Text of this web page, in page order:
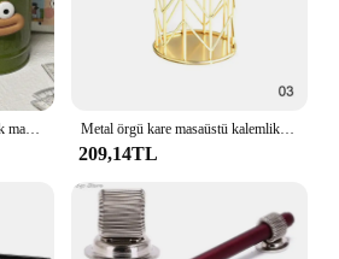
Metal örgü kare masaüstü kalemlik makyaj sıralama depolama organizatör siyah gümüş altın tutucu kırtasiye malzemeleri sepeti
209,14TL